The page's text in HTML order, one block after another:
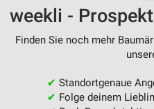
weekli -
Finden Sie noch mehr
✔ Standortgenaue
✔ Folge deinem